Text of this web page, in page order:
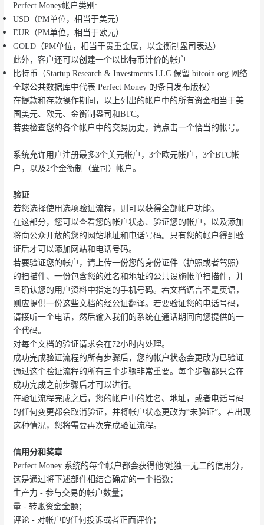
Perfect Money帐户类别:
USD（PM单位，相当于美元）
EUR（PM单位，相当于欧元）
GOLD（PM单位，相当于贵重金属，以金衡制盎司表达）
此外，客户还可以创建一个以比特币计价的帐户
比特币（Startup Research & Investments LLC 保留 bitcoin.org 网络
全球公共数据库中代表 Perfect Money 的条目发布版权）
在提款和存款操作期间，以上列出的帐户中的所有资金相当于美
国美元、欧元、金衡制盎司和BTC。
若要检查您的各个帐户中的交易历史，请点击一个恰当的帐号。
系统允许用户注册最多3个美元帐户，3个欧元帐户，3个BTC帐
户，以及2个金衡制（盎司）帐户。
验证
若您选择使用选项验证流程，则可以获得全部帐户功能。
在这部分，您可以查看您的帐户状态、验证您的帐户，以及添加
将向公众开放的您的网站地址和电话号码。只有您的帐户得到验
证后才可以添加网站和电话号码。
若要验证您的帐户，请上传一份您的身份证件（护照或者驾照）
的扫描件、一份包含您的姓名和地址的公共设施帐单扫描件，并
且确认您的用户资料中指定的手机号码。若文档语言不是英语，
则应提供一份这些文档的经公证翻译。若要验证您的电话号码，
请接听一个电话，然后输入我们的系统在通话期间向您提供的一
个代码。
对每个文档的验证请求会在72小时内处理。
成功完成验证流程的所有步骤后，您的帐户状态会更改为已验证
通过这个验证流程的所有三个步骤非常重要。每个步骤都只会在
成功完成之前步骤后才可以进行。
在验证流程完成之后，您的帐户中的姓名、地址，或者电话号码
的任何变更都会取消验证，并将帐户状态更改为“未验证”。若出现
这种情况，您将需要再次完成验证流程。
信用分和奖章
Perfect Money 系统的每个帐户都会获得他/她独一无二的信用分，
这是通过将下述部件相结合确定的一个指数：
生产力 - 参与交易的帐户数量；
量 - 转账资金金额；
评论 - 对帐户的任何投诉或者正面评价；